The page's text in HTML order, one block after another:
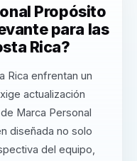
Propósito
para las
Rica?
Rica enfrentan un
actualización
Marca Personal
diseñada no solo
del equipo,